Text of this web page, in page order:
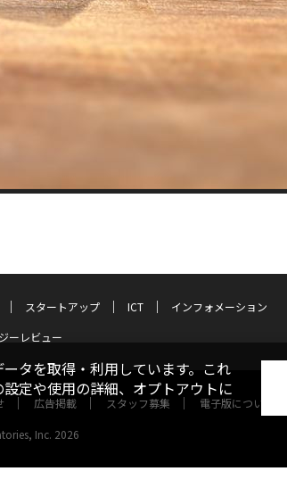
スタートアップ ICT
インフォメーション
ーレビュー
広告掲載 スタッフ募集 電子版について
Inc. 2026
タを取得・利用しています。これ
定や使用の詳細、オプトアウトに